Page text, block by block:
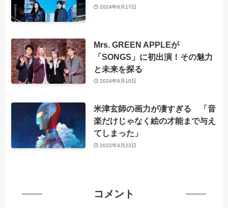
2024年6月17日
Mrs. GREEN APPLEが
「SONGS」に初出演！その魅力
と未来を探る
2024年6月10日
米津玄師の画力が凄すぎる 「音
楽だけじゃなく絵の才能まで与え
てしまった」
2022年4月23日
コメント